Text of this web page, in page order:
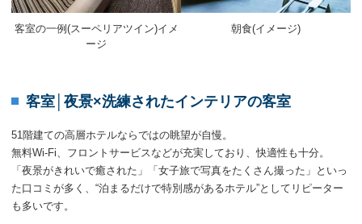
客室の一例(スーペリアツイン)イメ
ージ
朝食(イメージ)
客室│夜景×洗練されたインテリアの客室
51階建ての高層ホテルならではの眺望が自慢。
無料Wi-Fi、フロントサービスなどが充実しており、快適性も十分。
「夜景がきれいで癒された」「女子旅で写真をたくさん撮った」といっ
た口コミが多く、“泊まるだけで特別感があるホテル”としてリピーター
も多いです。